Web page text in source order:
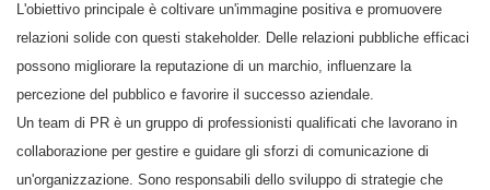
L'obiettivo principale è coltivare un'immagine positiva e promuovere
relazioni solide con questi stakeholder. Delle relazioni pubbliche efficaci
possono migliorare la reputazione di un marchio, influenzare la
percezione del pubblico e favorire il successo aziendale.
Un team di PR è un gruppo di professionisti qualificati che lavorano in
collaborazione per gestire e guidare gli sforzi di comunicazione di
un'organizzazione. Sono responsabili dello sviluppo di strategie che